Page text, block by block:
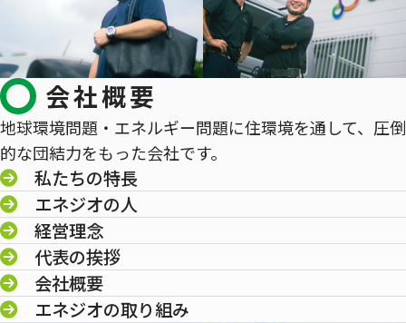
会社概要
地球環境問題・エネルギー問題に住環境を通して、圧倒
的な団結力をもった会社です。
私たちの特長
エネジオの人
経営理念
代表の挨拶
会社概要
エネジオの取り組み